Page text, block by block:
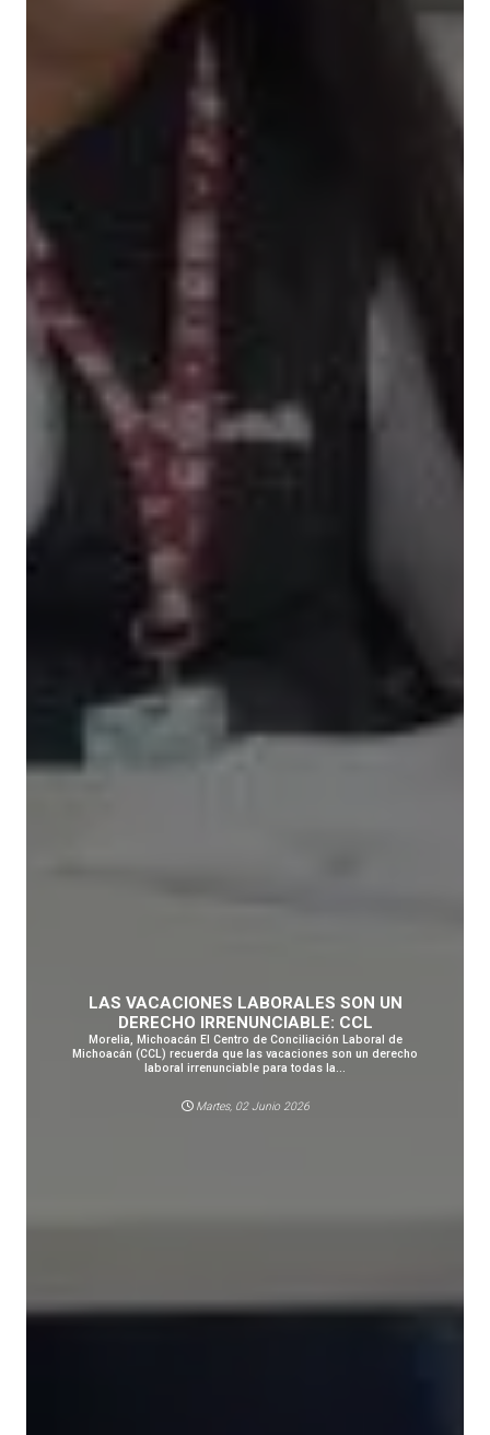
LAS VACACIONES LABORALES SON UN
DERECHO IRRENUNCIABLE: CCL
Morelia, Michoacán El Centro de Conciliación Laboral de
Michoacán (CCL) recuerda que las vacaciones son un derecho
laboral irrenunciable para todas la...
Martes, 02 Junio 2026